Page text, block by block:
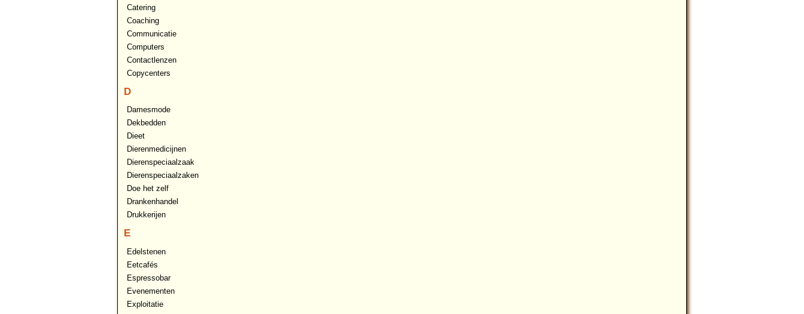
Catering
Coaching
Communicatie
Computers
Contactlenzen
Copycenters
D
Damesmode
Dekbedden
Dieet
Dierenmedicijnen
Dierenspeciaalzaak
Dierenspeciaalzaken
Doe het zelf
Drankenhandel
Drukkerijen
E
Edelstenen
Eetcafés
Espressobar
Evenementen
Exploitatie